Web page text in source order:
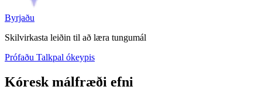
Byrjaðu
Skilvirkasta leiðin til að læra tungumál
Prófaðu Talkpal ókeypis
Kóresk málfræði efni